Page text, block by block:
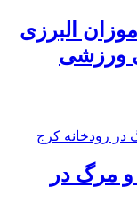
البرزی
ورزشی
و مرگ در